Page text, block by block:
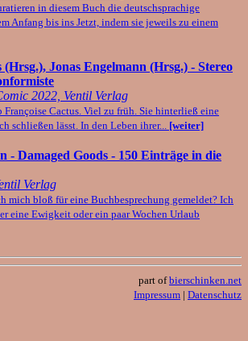
in diesem Buch die deutschsprachige
Anfang bis ins Jetzt, indem sie jeweils zu einem
Jonas Engelmann (Hrsg.) - Stereo
2022, Ventil Verlag
Françoise Cactus. Viel zu früh. Sie hinterließ eine
schließen lässt. In den Leben ihrer... [weiter]
- Damaged Goods - 150 Einträge in die
Verlag
mich bloß für eine Buchbesprechung gemeldet? Ich
eine Ewigkeit oder ein paar Wochen Urlaub
part ofbierschinken.net
Impressum | Datenschutz